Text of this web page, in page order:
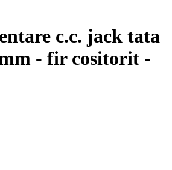
c.c. jack tata
- fir cositorit -